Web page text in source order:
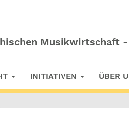
Musikwirtschaft -
INITIATIVEN ÜBER